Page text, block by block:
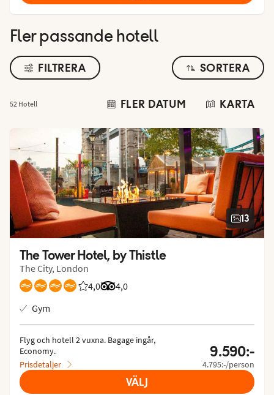
Fler passande hotell
FILTRERA SORTERA
52 Hotell FLER DATUM KARTA
13
The Tower Hotel, by Thistle
The City, London
4,0
Betyg från Vings gäster: 3.964/5
4,0
Betyg från Tripadvisor: 4 of 5
Gym
Flyg och hotell 2 vuxna. Bagage ingår,
Economy.
Prisdetaljer
9.590:-
4.795:-/person
VÄLJ